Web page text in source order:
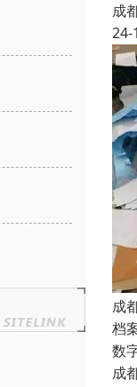
成
24-
成
档
数
成